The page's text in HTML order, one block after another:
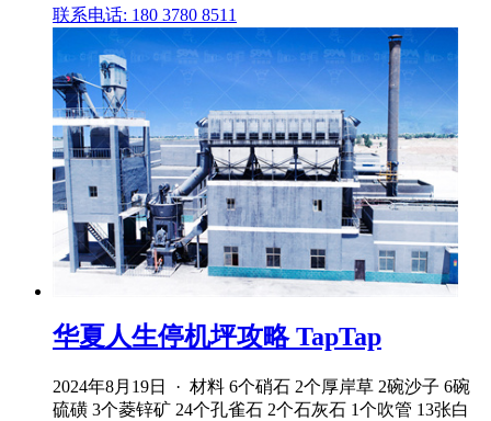
联系电话: 180 3780 8511
华夏人生停机坪攻略 TapTap
2024年8月19日 · 材料 6个硝石 2个厚岸草 2碗沙子 6碗
硫磺 3个菱锌矿 24个孔雀石 2个石灰石 1个吹管 13张白